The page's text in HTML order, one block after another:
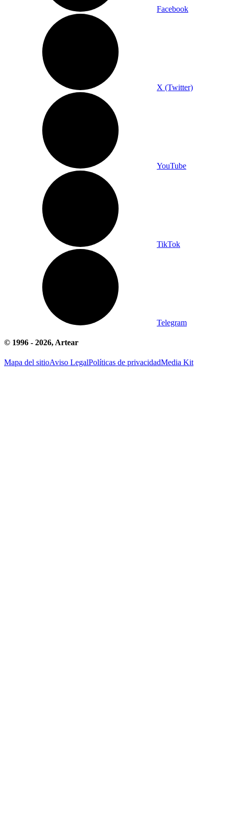
Facebook
X (Twitter)
YouTube
TikTok
Telegram
© 1996 - 2026, Artear
Mapa del sitioAviso LegalPolíticas de privacidadMedia Kit